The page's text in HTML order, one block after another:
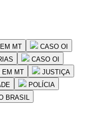
MT
CASO OI
CASO OI
EM MT
JUSTIÇA
POLÍCIA
BRASIL